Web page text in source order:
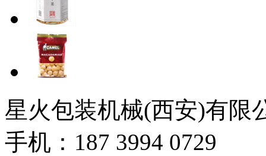
星火包装机械(西安)有限
手机：187 3994 0729